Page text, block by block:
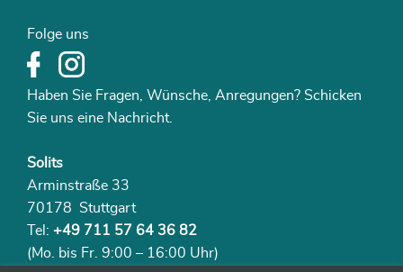
Folge uns
Haben Sie Fragen, Wünsche, Anregungen? Schicken
Sie uns eine Nachricht.
Solits
Arminstraße 33
70178 Stuttgart
Tel: +49 711 57 64 36 82
(Mo. bis Fr. 9:00 – 16:00 Uhr)